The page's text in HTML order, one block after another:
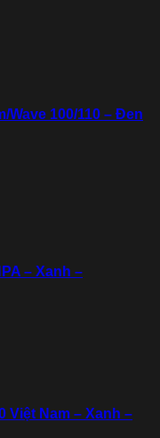
Wave 100/110 – Đen
– Xanh –
Việt Nam – Xanh –